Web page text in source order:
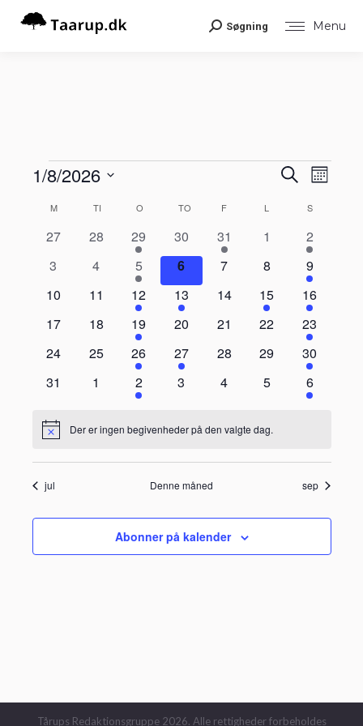
Menu
Search:
Søgning
Begivenheder
og
Søg
efter
begivenheder
Måned
1/8/2026
Kalender
af
Begivenheder
M MANDAGTI TIRSDAGO ONSDAGTO TORSDAG
F L LØRDAGSSØNDAG
0
27
0
begivenheder
28
1
begivenhed
29
0
begivenheder
30
1
begivenhed
31
0
begivenheder
1
2
2
0
3
0
begivenheder
4
1
begivenhed
5
0
begivenheder
6
0
7
0
begivenheder
8
1
9
0
10
0
begivenheder
11
1
begivenhed
12
1
begivenhed
13
0
begivenheder
14
1
begivenhed
15
1
16
0
17
0
begivenheder
18
1
begivenhed
19
0
20
0
21
0
begivenheder
22
2
23
0
24
0
begivenheder
25
1
begivenhed
26
2
begivenheder
27
0
28
0
begivenheder
29
1
30
0
31
0
begivenheder
1
1
begivenhed
2
0
3
0
4
0
begivenheder
5
1
6
Notice Der er ingen begivenheder på den valgte dag.
jul Denne måned sep
Abonner på kalender
Tårups Redaktionsgruppe 2026. Alle rettigheder forbeholdes